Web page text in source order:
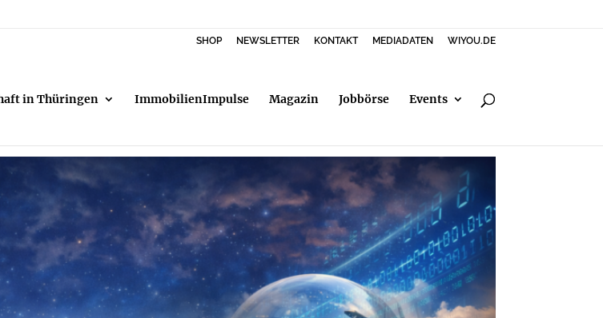
SHOP NEWSLETTER KONTAKT MEDIADATEN WIYOU.DE
in Thüringen ImmobilienImpulse Magazin Jobbörse Events